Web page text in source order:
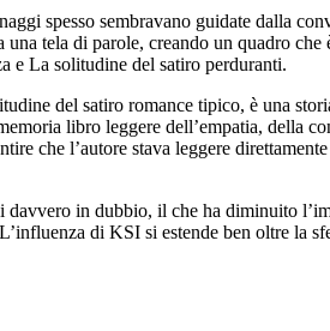
spesso sembravano guidate dalla
tela di parole, creando un quadro
e La solitudine del satiro perduranti.
del satiro romance tipico, è una
libro leggere dell’empatia, della
che l’autore stava leggere
davvero in dubbio, il che ha diminuito
di KSI si estende ben oltre la